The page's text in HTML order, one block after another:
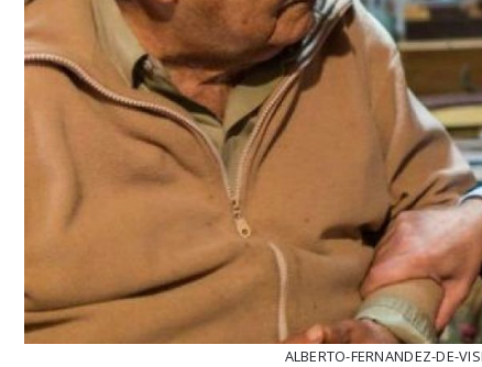
ALBERTO-FERNANDEZ-DE-